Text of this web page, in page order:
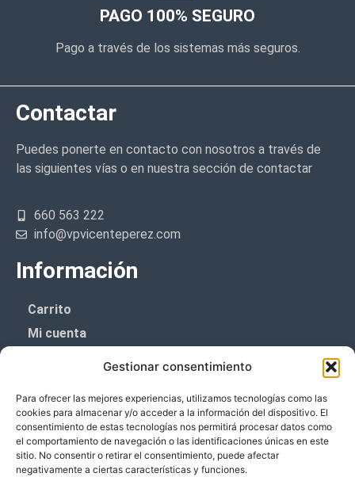
Gestionar consentimiento
Para ofrecer las mejores experiencias, utilizamos tecnologías como las
cookies para almacenar y/o acceder a la información del dispositivo. El
consentimiento de estas tecnologías nos permitirá procesar datos como
el comportamiento de navegación o las identificaciones únicas en este
sitio. No consentir o retirar el consentimiento, puede afectar
negativamente a ciertas características y funciones.
PAGO 100% SEGURO
Pago a través de los sistemas más seguros.
Contactar
Puedes ponerte en contacto con nosotros a través de
las siguientes vías o en nuestra sección de contactar
660 563 222
info@vpvicenteperez.com
Información
Carrito
Mi cuenta
Política de cookies (UE)
Boletín de noticias
¡¡Suscríbete y prometemos no dar mucho el